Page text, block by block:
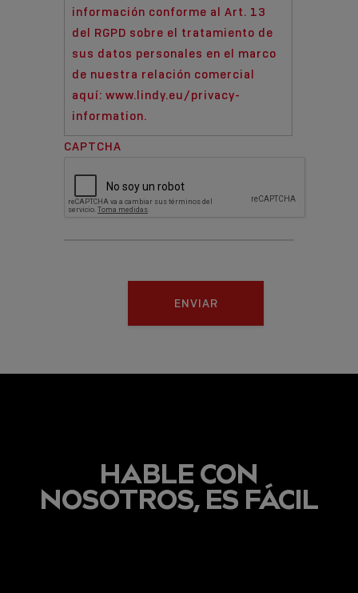
información conforme al Art. 13
del RGPD sobre el tratamiento de
sus datos personales en el marco
de nuestra relación comercial
aquí: www.lindy.eu/privacy-
information.
CAPTCHA
ENVIAR
HABLE CON
NOSOTROS, ES FÁCIL